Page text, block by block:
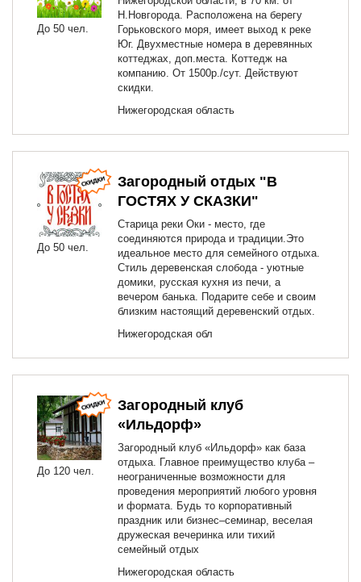
До 50 чел.
Н.Новгорода. Расположена на берегу
Горьковского моря, имеет выход к реке
Юг. Двухместные номера в деревянных
коттеджах, доп.места. Коттедж на
компанию. От 1500р./сут. Действуют
скидки.
Нижегородская область
До 50 чел.
Загородный отдых "В
ГОСТЯХ У СКАЗКИ"
Старица реки Оки - место, где
соединяются природа и традиции.Это
идеальное место для семейного отдыха.
Стиль деревенская слобода - уютные
домики, русская кухня из печи, а
вечером банька. Подарите себе и своим
близким настоящий деревенский отдых.
Нижегородская обл
До 120 чел.
Загородный клуб
«Ильдорф»
Загородный клуб «Ильдорф» как база
отдыха. Главное преимущество клуба –
неограниченные возможности для
проведения мероприятий любого уровня
и формата. Будь то корпоративный
праздник или бизнес–семинар, веселая
дружеская вечеринка или тихий
семейный отдых
Нижегородская область